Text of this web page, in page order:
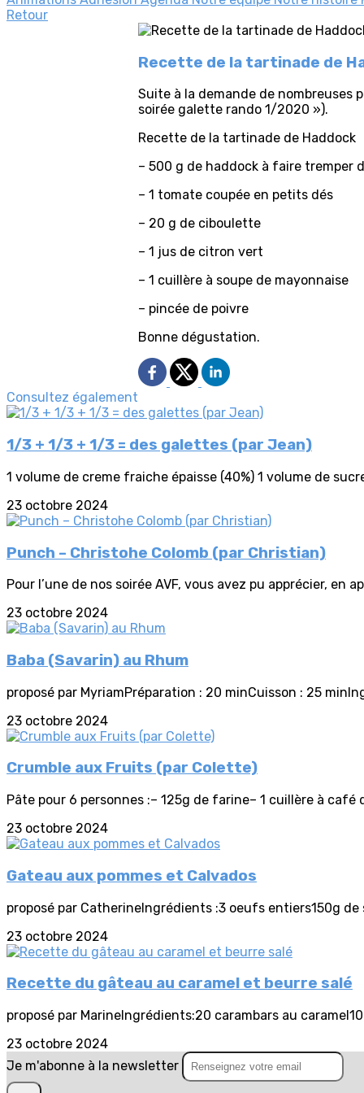
Retour
Recette de la tartinade de
Suite à la demande de nombreuses
soirée galette rando 1/2020 »).
Recette de la tartinade de Haddock
– 500 g de haddock à faire tremper
– 1 tomate coupée en petits dés
– 20 g de ciboulette
– 1 jus de citron vert
– 1 cuillère à soupe de mayonnaise
– pincée de poivre
Bonne dégustation.
Consultez également
1/3 + 1/3 + 1/3 = des galettes (par Jean)
1 volume de creme fraiche épaisse (40%) 1 volume de
23 octobre 2024
Punch – Christohe Colomb (par Christian)
Pour l’une de nos soirée AVF, vous avez pu apprécier, en
23 octobre 2024
Baba (Savarin) au Rhum
proposé par MyriamPréparation : 20 minCuisson : 25
23 octobre 2024
Crumble aux Fruits (par Colette)
Pâte pour 6 personnes :– 125g de farine– 1 cuillère à
23 octobre 2024
Gateau aux pommes et Calvados
proposé par CatherineIngrédients :3 oeufs entiers150g
23 octobre 2024
Recette du gâteau au caramel et beurre salé
proposé par MarineIngrédients:20 carambars au
23 octobre 2024
Je m'abonne à la newsletter